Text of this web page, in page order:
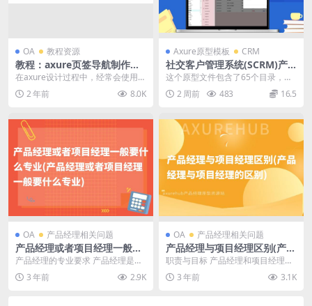
OA 教程资源
教程：axure页签导航制作教
程（复用性高）｜axurehub
在axure设计过程中，经常会使用到
页签导航，往往需要区别选中和未
选中效果时，那...
2 年前 8.0K
Axure原型模板 CRM
社交客户管理系统(SCRM)产
品原型Axure模板下载
这个原型文件包含了65个目录，涵
盖了产品的各个功能模块。包括登
录、忘记密码、首页...
2 周前 483 16.5
OA 产品经理相关问题
产品经理或者项目经理一般要
什么专业(产品经理或者项目经
产品经理的专业要求 产品经理是负
责产品的规划、设计、开发和推广
的职位。产品经理需...
3 年前 2.9K
OA 产品经理相关问题
产品经理与项目经理区别(产品
经理与项目经理的区别)
职责与目标 产品经理和项目经理在
职责和目标上有明显的区别。产品
经理负责产品的整体...
3 年前 3.1K